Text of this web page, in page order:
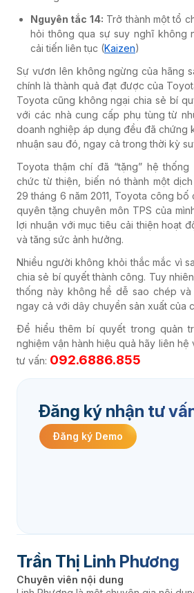
Nguyên tắc 14: Trở thành một tổ
hỏi thông qua sự suy nghĩ không
cải tiến liên tục (Kaizen)
Sự vươn lên không ngừng của hãng
chính là thành quả đạt được của
Toyota cũng không ngại chia sẻ bí
với các nhà cung cấp phụ tùng từ
doanh nghiệp áp dụng đều đã chứng
nhuận sau đó, ngay cả trong thời kỳ
Toyota thậm chí đã “tặng” hệ
chức từ thiện, biến nó thành một
29 tháng 6 năm 2011, Toyota công
quyên tặng chuyên môn TPS của
lợi nhuận với mục tiêu cải thiện hoạt
và tăng sức ảnh hưởng.
Nhiều người không khỏi thắc mắc vì
chia sẻ bí quyết thành công. Tuy
thống này không hề dễ sao chép và
ngay cả với dây chuyền sản xuất của
Để hiểu thêm bí quyết trong quản
nghiệm vận hành hiệu quảhãy liên hệ
tư vấn: 092.6886.855
Đăng ký nhận tư
Đăng ký Demo
Trần Thị Linh Phương
Chuyên viên nội dung